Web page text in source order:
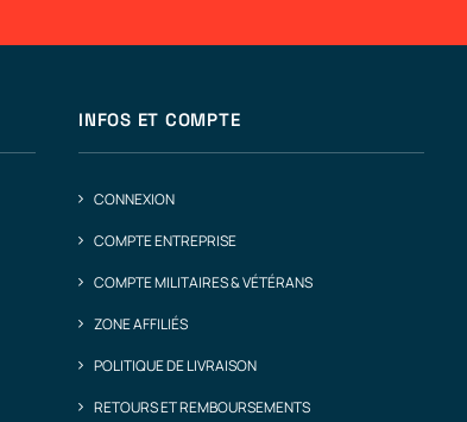
INFOS ET COMPTE
CONNEXION
COMPTE ENTREPRISE
COMPTE MILITAIRES & VÉTÉRANS
ZONE AFFILIÉS
POLITIQUE DE LIVRAISON
RETOURS ET REMBOURSEMENTS